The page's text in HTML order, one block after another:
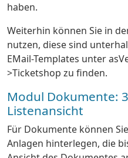
haben.
Weiterhin können Sie in
nutzen, diese sind
EMail-Templates unter
>Ticketshop zu finden.
Modul Dokumente:
Listenansicht
Für Dokumente können
Anlagen hinterlegen, die